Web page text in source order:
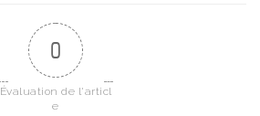
0
Évaluation de l'articl
e